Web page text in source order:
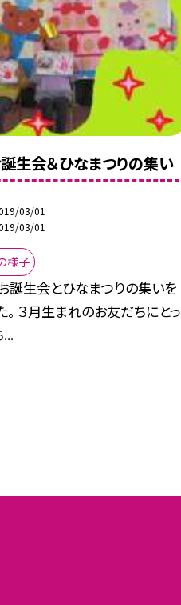
生会＆ひなまつりの集い
03/01
03/01
様子
誕生会とひなまつりの集いを
。 ３月生まれのお友だちにとっ
...